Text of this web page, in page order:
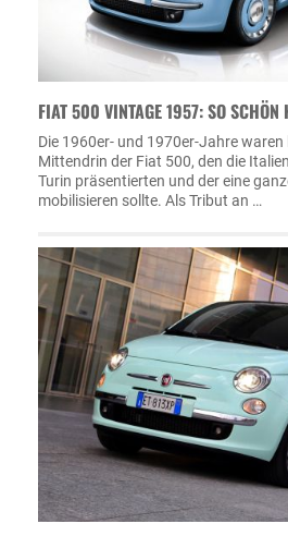
FIAT 500 VINTAGE 1957: SO SCHÖN
Die 1960er- und 1970er-Jahre
Mittendrin der Fiat 500, den die
Turin präsentierten und der eine
mobilisieren sollte. Als Tribut an …